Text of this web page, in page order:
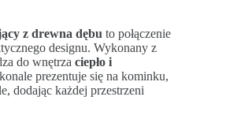
z drewna dębu to połączenie
designu. Wykonany z
do wnętrza ciepło i
prezentuje się na kominku,
dodając każdej przestrzeni